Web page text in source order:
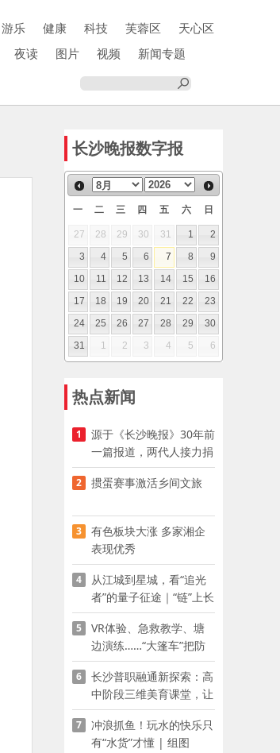
游乐 健康 科技 芙蓉区
天心区
夜读 图片 视频
新闻专题
长沙晚报数字报
一 二 三 四 五 六 日
27 28 29 30 31 1
2
3
4 5 6 7 8
9
10
11 12 13 14 15
16
17
18 19 20 21 22
23
24
25 26 27 28 29
30
31
1 2 3 4 5 6
热点新闻
1
源于《长沙晚报》30年前
一篇报道，两代人接力捐
资助学
2 掼蛋赛事激活乡间文旅
3
有色板块大涨 多家湘企
表现优秀
4
从江城到星城，看“追光
者”的量子征途｜“链”上长
沙 “才”够硬核
5
VR体验、急救教学、塘
边演练……“大篷车”把防
溺水课堂搬到乡村青少年
家门口
6
长沙普职融通新探索：高
中阶段三维美育课堂，让
少年向美而生
7
冲浪抓鱼！玩水的快乐只
有“水货”才懂 | 组图